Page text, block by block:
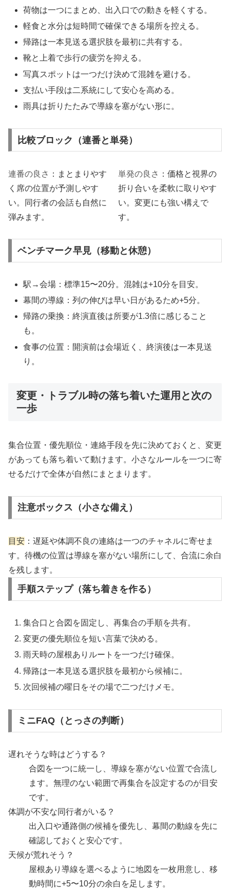
荷物は一つにまとめ、出入口での動きを軽くする。
軽食と水分は短時間で確保できる場所を控える。
帰路は一本見送る選択肢を最初に共有する。
靴と上着で歩行の疲労を抑える。
写真スポットは一つだけ決めて混雑を避ける。
支払い手段は二系統にして安心を高める。
雨具は折りたたみで導線を塞がない形に。
比較ブロック（連番と単発）
連番の良さ ：まとまりやす
く席の位置が予測しやす
い。同行者の会話も自然に
弾みます。
単発の良さ ：価格と視界の
折り合いを柔軟に取りやす
い。変更にも強い構えで
す。
ベンチマーク早見（移動と休憩）
駅→会場：標準15〜20分。混雑は+10分を目安。
幕間の導線：列の伸びは早い日があるため+5分。
帰路の乗換：終演直後は所要が1.3倍に感じること
も。
食事の位置：開演前は会場近く、終演後は一本見送
り。
変更・トラブル時の落ち着いた運用と次の
一歩
集合位置・優先順位・連絡手段を先に決めておくと、変更
があっても落ち着いて動けます。小さなルールを一つに寄
せるだけで全体が自然にまとまります。
注意ボックス（小さな備え）
目安 ：遅延や体調不良の連絡は一つのチャネルに寄せま
す。待機の位置は導線を塞がない場所にして、合流に余白
を残します。
手順ステップ（落ち着きを作る）
集合口と合図を固定し、再集合の手順を共有。
変更の優先順位を短い言葉で決める。
雨天時の屋根ありルートを一つだけ確保。
帰路は一本見送る選択肢を最初から候補に。
次回候補の曜日をその場で二つだけメモ。
ミニFAQ（とっさの判断）
遅れそうな時はどうする？
合図を一つに統一し、導線を塞がない位置で合流し
ます。無理のない範囲で再集合を設定するのが目安
です。
体調が不安な同行者がいる？
出入口や通路側の候補を優先し、幕間の動線を先に
確認しておくと安心です。
天候が荒れそう？
屋根あり導線を選べるように地図を一枚用意し、移
動時間に+5〜10分の余白を足します。